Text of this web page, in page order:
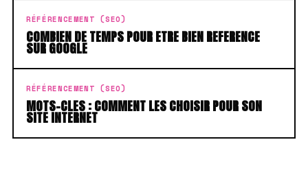
RÉFÉRENCEMENT (SEO)
COMBIEN DE TEMPS POUR ETRE BIEN REFERENCE
SUR GOOGLE
RÉFÉRENCEMENT (SEO)
MOTS-CLES : COMMENT LES CHOISIR POUR SON
SITE INTERNET